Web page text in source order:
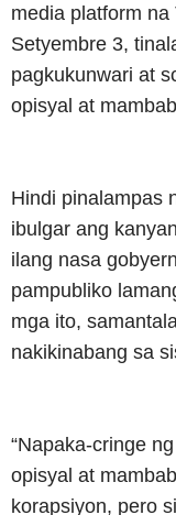
media platform
Setyembre 3,
pagkukunwari at
opisyal at
Hindi pinalampas
ibulgar ang
ilang nasa
pampubliko
mga ito,
nakikinabang sa
“Napaka-cringe
opisyal at
korapsiyon, pero